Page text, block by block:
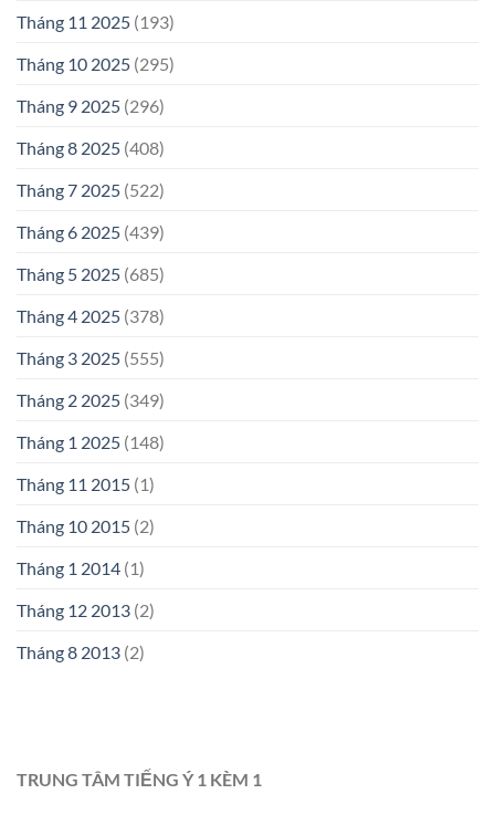
Tháng 11 2025 (193)
Tháng 10 2025 (295)
Tháng 9 2025 (296)
Tháng 8 2025 (408)
Tháng 7 2025 (522)
Tháng 6 2025 (439)
Tháng 5 2025 (685)
Tháng 4 2025 (378)
Tháng 3 2025 (555)
Tháng 2 2025 (349)
Tháng 1 2025 (148)
Tháng 11 2015 (1)
Tháng 10 2015 (2)
Tháng 1 2014 (1)
Tháng 12 2013 (2)
Tháng 8 2013 (2)
TRUNG TÂM TIẾNG Ý 1 KÈM 1